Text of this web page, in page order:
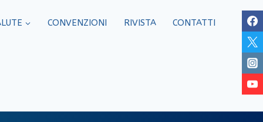
CONVENZIONI RIVISTA CONTATTI